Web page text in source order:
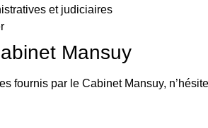
et judiciaires
Mansuy
fournis par le Cabinet Mansuy,